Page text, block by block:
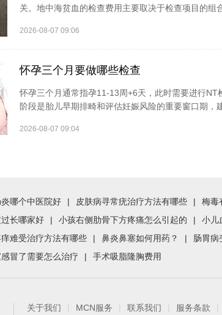
关。地中海贫血的检查费用主要取决于检查项目的组
2026-08-07 09:06
怀孕三个月要做哪些检查
怀孕三个月通常指孕11-13周+6天，此时需要进行
阶段是胎儿早期排畸和评估妊娠风险的重要窗口期，
2026-08-07 09:04
哪个中医院好 | 皮肤病寻常疣治疗方法有哪些 | 梅毒
长哪家好
| 小孩右侧肋骨下方疼痛怎么引起的 | 小儿
难受治疗方法有哪些
| 鼻炎鼻塞如何用药？ | 肠胃病
冒了需要怎么治疗
| 手术吸脂隆胸费用
关于我们 MCN服务 联系我们 服务条款